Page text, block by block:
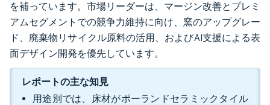
を補っています。市場リーダーは、マージン改善とプレミ
アムセグメントでの競争力維持に向け、窯のアップグレー
ド、廃棄物リサイクル原料の活用、およびAI支援による表
面デザイン開発を優先しています。
レポートの主な知見
用途別では、床材がポーランドセラミックタイル